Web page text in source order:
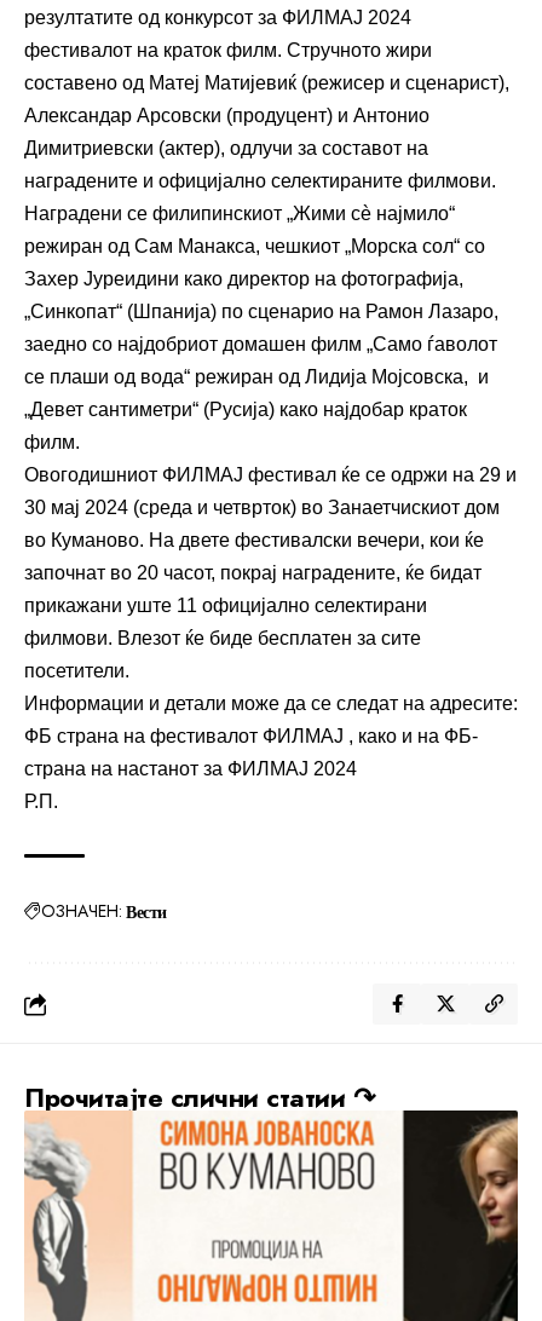
резултатите од конкурсот за ФИЛМАЈ 2024
фестивалот на краток филм. Стручното жири
составено од Матеј Матијевиќ (режисер и сценарист),
Александар Арсовски (продуцент) и Антонио
Димитриевски (актер), одлучи за составот на
наградените и официјално селектираните филмови.
Наградени се филипинскиот „Жими сè најмило“
режиран од Сам Манакса, чешкиот „Морска сол“ со
Захер Јуреидини како директор на фотографија,
„Синкопат“ (Шпанија) по сценарио на Рамон Лазаро,
заедно со најдобриот домашен филм „Само ѓаволот
се плаши од вода“ режиран од Лидија Мојсовска, и
„Девет сантиметри“ (Русија) како најдобар краток
филм.
Овогодишниот ФИЛМАЈ фестивал ќе се одржи на 29 и
30 мај 2024 (среда и четврток) во Занаетчискиот дом
во Куманово. На двете фестивалски вечери, кои ќе
започнат во 20 часот, покрај наградените, ќе бидат
прикажани уште 11 официјално селектирани
филмови. Влезот ќе биде бесплатен за сите
посетители.
Информации и детали може да се следат на адресите:
ФБ страна на фестивалот ФИЛМАЈ , како и на ФБ-
страна на настанот за ФИЛМАЈ 2024
Р.П.
ОЗНАЧЕН: Вести
Прочитајте слични статии ↷